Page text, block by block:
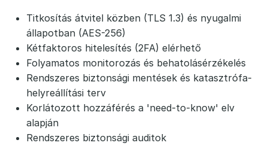
Titkosítás átvitel közben (TLS 1.3) és nyugalmi
állapotban (AES-256)
Kétfaktoros hitelesítés (2FA) elérhető
Folyamatos monitorozás és behatolásérzékelés
Rendszeres biztonsági mentések és katasztrófa-
helyreállítási terv
Korlátozott hozzáférés a 'need-to-know' elv
alapján
Rendszeres biztonsági auditok